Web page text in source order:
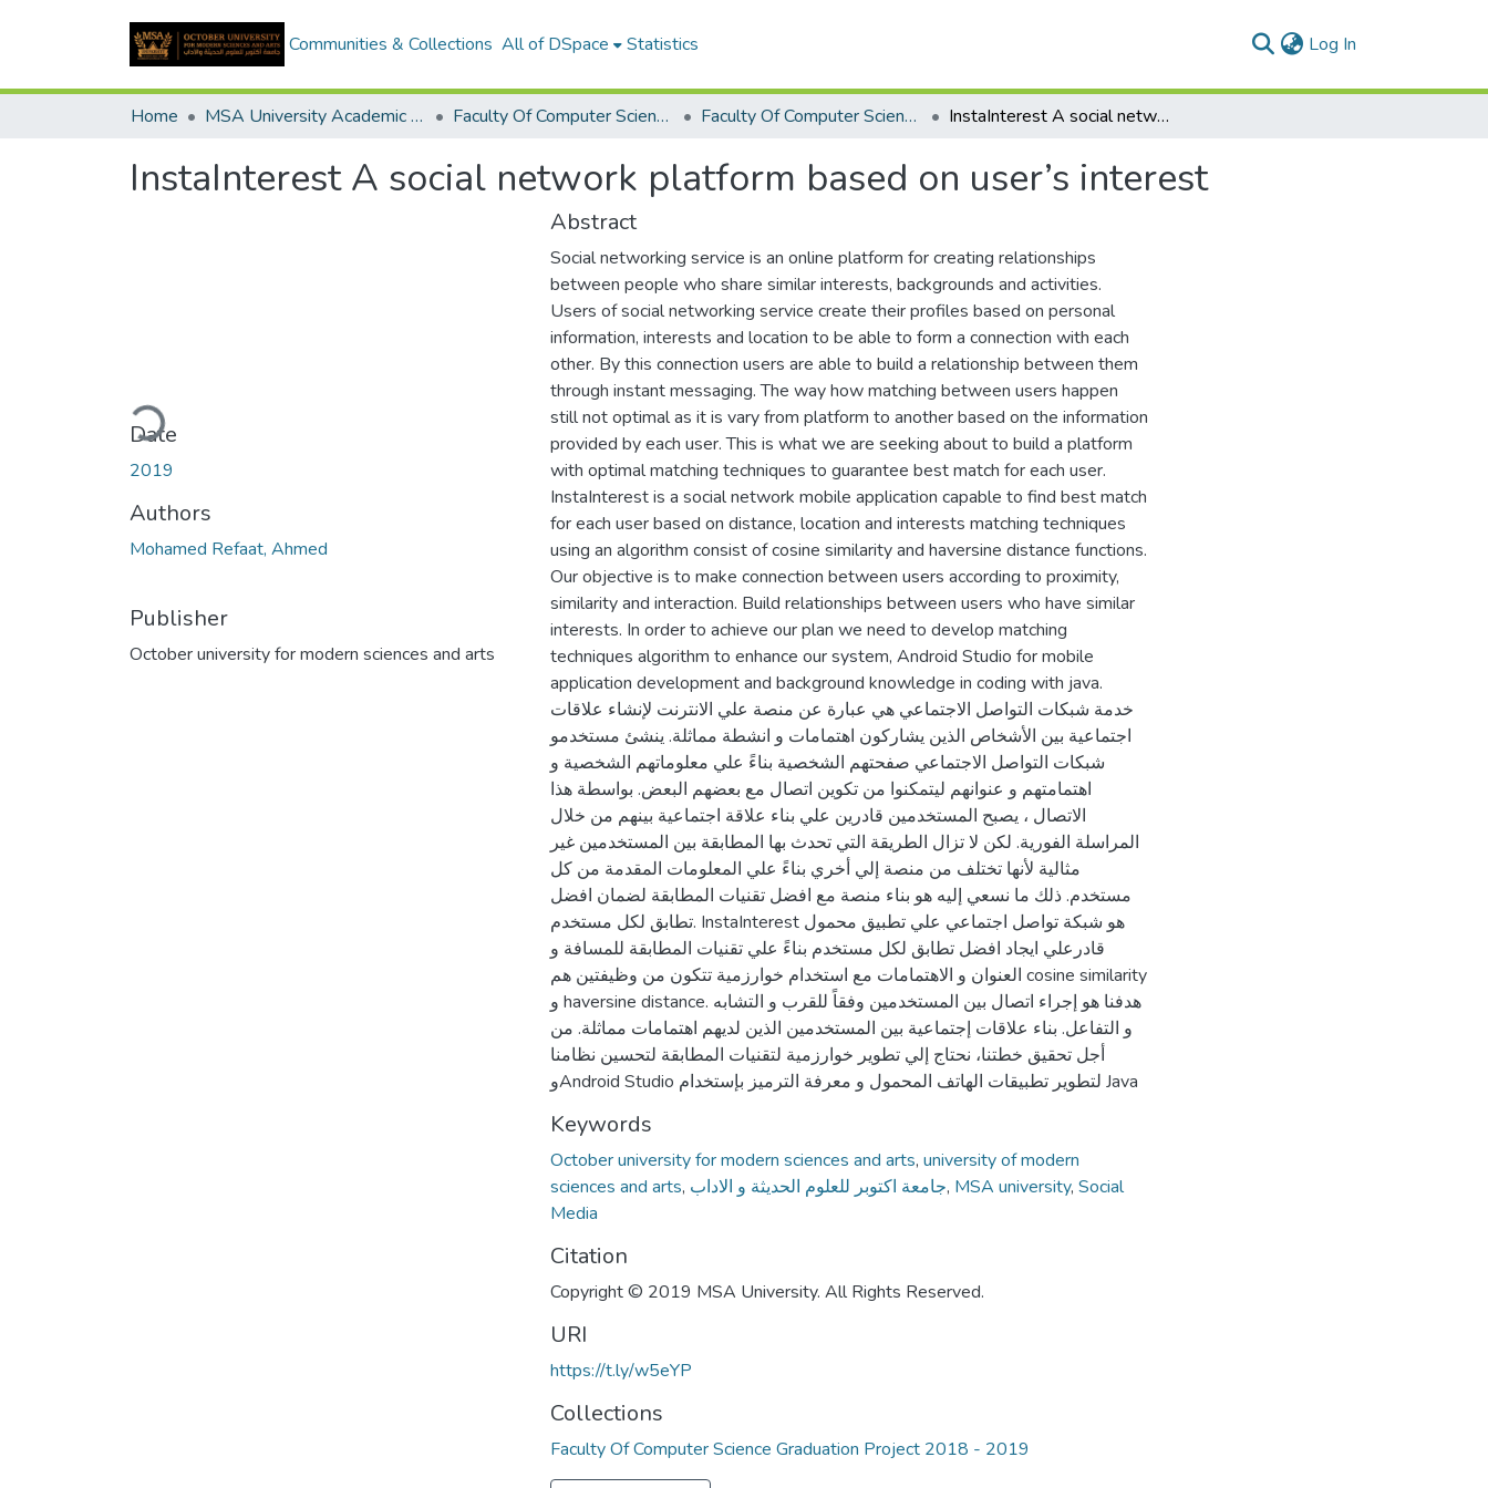
Communities & Collections All of DSpace Statistics Log In
Home MSA University Academic Graduation Projects Faculty Of Computer Science Graduation Project Faculty Of Computer Science Graduation Project 2018 - 2019 InstaInterest A social network platform based on user’s interest
InstaInterest A social network platform based on user’s interest
Loading...
Date
2019
Authors
Mohamed Refaat, Ahmed
Publisher
October university for modern sciences and arts
Abstract
Social networking service is an online platform for creating relationships
between people who share similar interests, backgrounds and activities.
Users of social networking service create their profiles based on personal
information, interests and location to be able to form a connection with each
other. By this connection users are able to build a relationship between them
through instant messaging. The way how matching between users happen
still not optimal as it is vary from platform to another based on the information
provided by each user. This is what we are seeking about to build a platform
with optimal matching techniques to guarantee best match for each user.
InstaInterest is a social network mobile application capable to find best match
for each user based on distance, location and interests matching techniques
using an algorithm consist of cosine similarity and haversine distance functions.
Our objective is to make connection between users according to proximity,
similarity and interaction. Build relationships between users who have similar
interests. In order to achieve our plan we need to develop matching
techniques algorithm to enhance our system, Android Studio for mobile
application development and background knowledge in coding with java.
خدمة شبكات التواصل الاجتماعي هي عبارة عن منصة علي الانترنت لإنشاء علاقات
اجتماعية بين الأشخاص الذين يشاركون اهتمامات و انشطة مماثلة. ينشئ مستخدمو
شبكات التواصل الاجتماعي صفحتهم الشخصية بناءً علي معلوماتهم الشخصية و
اهتمامتهم و عنوانهم ليتمكنوا من تكوين اتصال مع بعضهم البعض. بواسطة هذا
الاتصال ، يصبح المستخدمين قادرين علي بناء علاقة اجتماعية بينهم من خلال
المراسلة الفورية. لكن لا تزال الطريقة التي تحدث بها المطابقة بين المستخدمين غير
مثالية لأنها تختلف من منصة إلي أخري بناءً علي المعلومات المقدمة من كل
مستخدم. ذلك ما نسعي إليه هو بناء منصة مع افضل تقنيات المطابقة لضمان افضل
تطابق لكل مستخدم. InstaInterest هو شبكة تواصل اجتماعي علي تطبيق محمول
قادرعلي ايجاد افضل تطابق لكل مستخدم بناءً علي تقنيات المطابقة للمسافة و
العنوان و الاهتمامات مع استخدام خوارزمية تتكون من وظيفتين هم cosine similarity
و haversine distance. هدفنا هو إجراء اتصال بين المستخدمين وفقاً للقرب و التشابه
و التفاعل. بناء علاقات إجتماعية بين المستخدمين الذين لديهم اهتمامات مماثلة. من
أجل تحقيق خطتنا، نحتاج إلي تطوير خوارزمية لتقنيات المطابقة لتحسين نظامنا
وAndroid Studio لتطوير تطبيقات الهاتف المحمول و معرفة الترميز بإستخدام Java
Keywords
October university for modern sciences and arts, university of modern
sciences and arts, جامعة اكتوبر للعلوم الحديثة و الاداب, MSA university, Social
Media
Citation
Copyright © 2019 MSA University. All Rights Reserved.
URI
https://t.ly/w5eYP
Collections
Faculty Of Computer Science Graduation Project 2018 - 2019